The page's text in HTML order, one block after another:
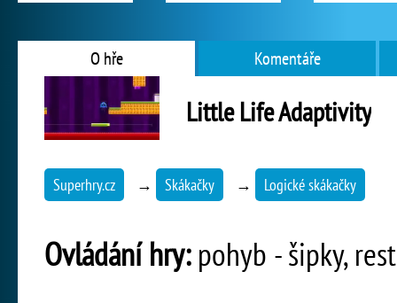
O hře Komentáře
Little Life Adaptivity
Superhry.cz → Skákačky → Logické skákačky
Ovládání hry:pohyb - šipky,